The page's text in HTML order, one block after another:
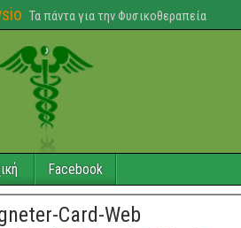
Τα πάντα για την Φυσικοθεραπεία
Facebook
Card-Web